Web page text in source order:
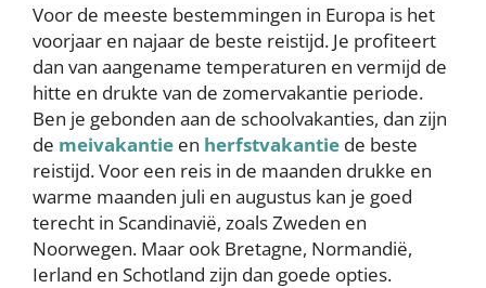
Voor de meeste bestemmingen in Europa is het
voorjaar en najaar de beste reistijd. Je profiteert
dan van aangename temperaturen en vermijd de
hitte en drukte van de zomervakantie periode.
Ben je gebonden aan de schoolvakanties, dan zijn
de meivakantie en herfstvakantie de beste
reistijd. Voor een reis in de maanden drukke en
warme maanden juli en augustus kan je goed
terecht in Scandinavië, zoals Zweden en
Noorwegen. Maar ook Bretagne, Normandië,
Ierland en Schotland zijn dan goede opties.